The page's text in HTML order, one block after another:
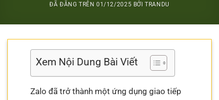
ĐÃ ĐĂNG TRÊN01/12/2025 BỞITRANDU
Xem Nội Dung Bài Viết
Zalo đã trở thành một ứng dụng giao tiếp